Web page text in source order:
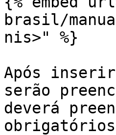
brasil/
nis>" %}
Após inserir
serão
deverá